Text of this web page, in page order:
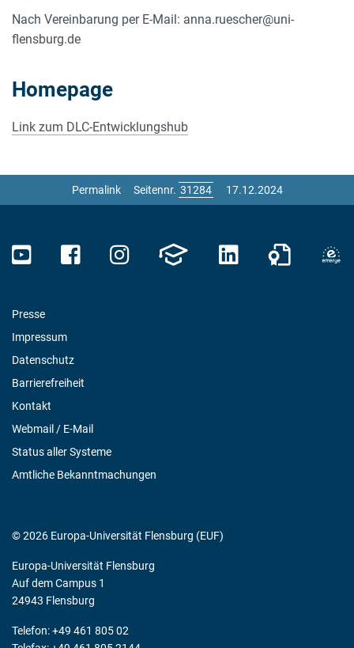
Nach Vereinbarung per E-Mail: anna.ruescher@uni-
flensburg.de
Homepage
Link zum DLC-Entwicklungshub
Permalink Seitennr. 17.12.2024
Presse
Impressum
Datenschutz
Barrierefreiheit
Kontakt
Webmail / E-Mail
Status aller Systeme
Amtliche Bekanntmachungen
© 2026 Europa-Universität Flensburg (EUF)
Europa-Universität Flensburg
Auf dem Campus 1
24943 Flensburg
Telefon: +49 461 805 02